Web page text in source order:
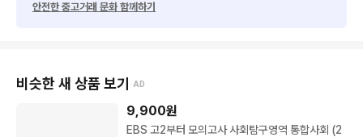
안전한 중고거래 문화 함께하기
비슷한 새 상품 보기 AD
9,900원
EBS 고2부터 모의고사 사회탐구영역 통합사회 (2